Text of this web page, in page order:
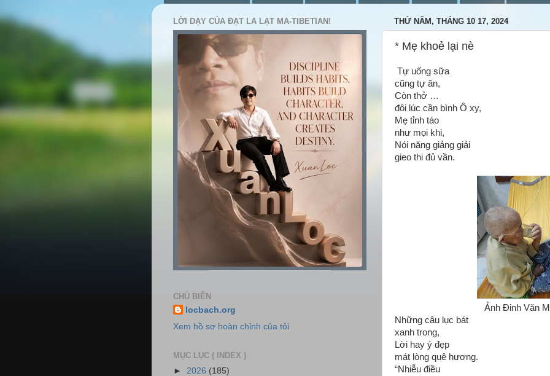
THỨ NĂM, THÁNG 10 17, 2024
* Mẹ khoẻ lại nè
Tự uống sữa
cũng tự ăn,
Còn thở …
đôi lúc cần bình Ô xy,
Mẹ tỉnh táo
như mọi khi,
Nói năng giảng giải
gieo thi đủ vần.
Ảnh Đinh Văn
Những câu lục bát
xanh trong,
Lời hay ý đẹp
mát lòng quê hương.
“Nhiễu điều
LỜI DẠY CỦA ĐẠT LA LẠT MA-TIBETIAN!
CHỦ BIÊN
locbach.org
Xem hồ sơ hoàn chỉnh của tôi
MỤC LỤC ( INDEX )
► 2026 (185)